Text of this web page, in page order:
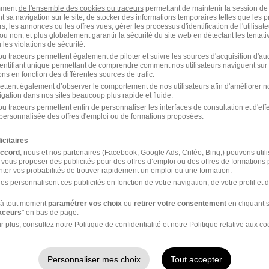
Alternance Génie industriel Dourdan
Alternance Génie industriel Laval
Alternance Génie industriel Le Mans
industriel par ville
clé à La Rochelle
de l'ensemble des cookies ou traceurspermettant de maintenir la session
sa navigation sur le site, de stocker des informations temporaires telles que les
les annonces ou les offres vues, gérer les processus d'identification de
non, et plus globalement garantir la sécurité du site web en détectant les
les violations de sécurité.
traceurs permettent également de piloter et suivre les sources d'acquisition
unique permettant de comprendre comment nos utilisateurs naviguent sur
en fonction des différentes sources de trafic.
également d’observer le comportement de nos utilisateurs afin d'améliorer
dans nos sites beaucoup plus rapide et fluide.
traceurs permettent enfin de personnaliser les interfaces de consultation et
des offres d'emploi ou de formations proposées.
, nous et nos partenaires (Facebook, Google Ads, Critéo, Bing,) pouvons
proposer des publicités pour des offres d’emploi ou des offres de formations
vos probabilités de trouver rapidement un emploi ou une formation.
personnalisent ces publicités en fonction de votre navigation, de votre profil et
tout momentparamétrer vos choixou retirer votre consentementen cliquant
" en bas de page.
plus, consultez notre Politique de confidentialité et notre Politique relative aux
Personnaliser mes choix Tout accepter